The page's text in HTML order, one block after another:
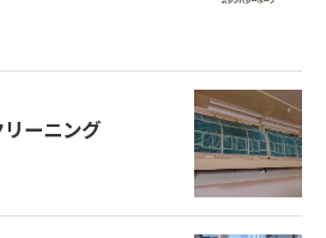
ーニング